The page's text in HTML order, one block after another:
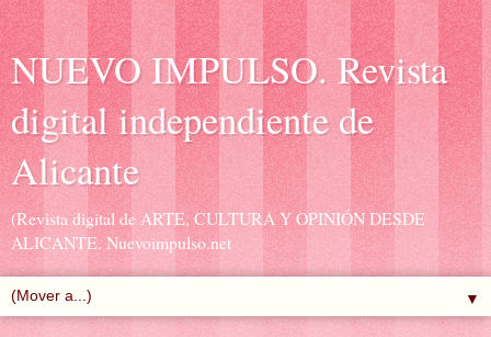
NUEVO IMPULSO. Revista
digital independiente de
Alicante
(Revista digital de ARTE, CULTURA Y OPINIÓN DESDE
ALICANTE. Nuevoimpulso.net
▼